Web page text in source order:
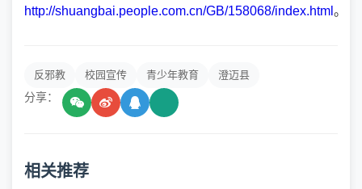
http://shuangbai.people.com.cn/GB/158068/index.html 。
反邪教 校园宣传 青少年教育 澄迈县
分享：
相关推荐